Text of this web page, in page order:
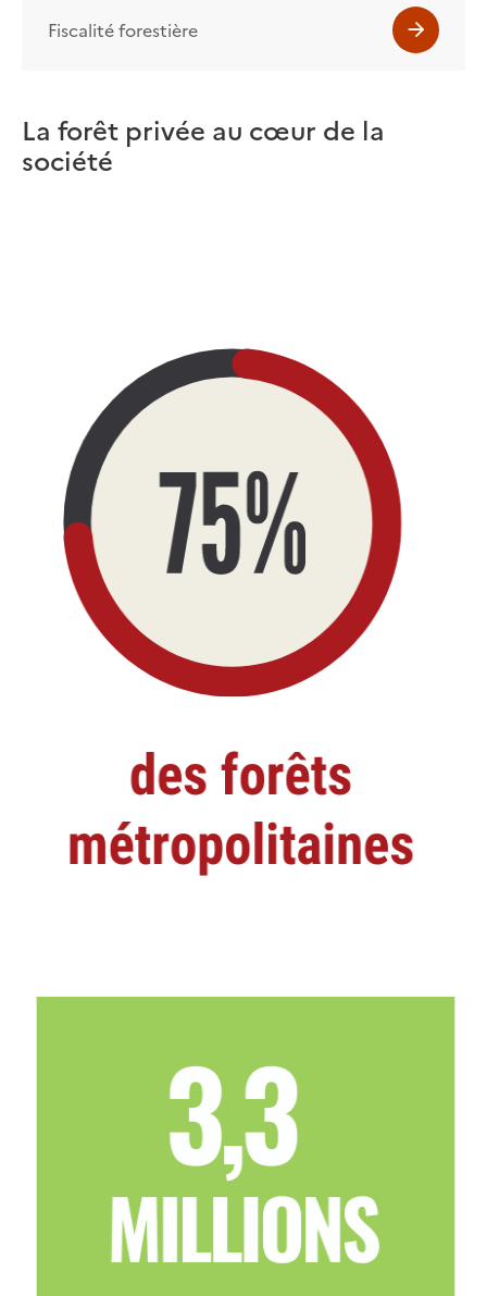
Fiscalité forestière
La forêt privée au cœur de la
société